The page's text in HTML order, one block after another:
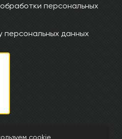
персональных
персональных данных
2015-2026
cookie